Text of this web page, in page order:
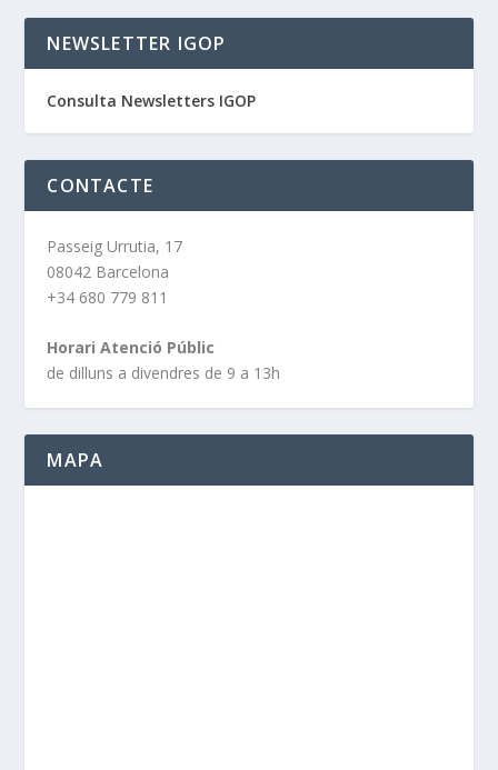
NEWSLETTER IGOP
Consulta Newsletters IGOP
CONTACTE
Passeig Urrutia, 17
08042 Barcelona
+34 680 779 811
Horari Atenció Públic
de dilluns a divendres de 9 a 13h
MAPA